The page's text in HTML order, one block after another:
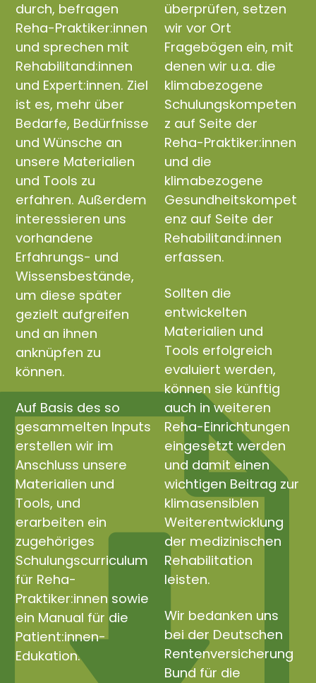
durch, befragen
Reha-Praktiker:innen
und sprechen mit
Rehabilitand:innen
und Expert:innen. Ziel
ist es, mehr über
Bedarfe, Bedürfnisse
und Wünsche an
unsere Materialien
und Tools zu
erfahren. Außerdem
interessieren uns
vorhandene
Erfahrungs- und
Wissensbestände,
um diese später
gezielt aufgreifen
und an ihnen
anknüpfen zu
können.
Auf Basis des so
gesammelten Inputs
erstellen wir im
Anschluss unsere
Materialien und
Tools, und
erarbeiten ein
zugehöriges
Schulungscurriculum
für Reha-
Praktiker:innen sowie
ein Manual für die
Patient:innen-
Edukation.
überprüfen, setzen
wir vor Ort
Fragebögen ein, mit
denen wir u.a. die
klimabezogene
Schulungskompeten
z auf Seite der
Reha-Praktiker:innen
und die
klimabezogene
Gesundheitskompet
enz auf Seite der
Rehabilitand:innen
erfassen.
Sollten die
entwickelten
Materialien und
Tools erfolgreich
evaluiert werden,
können sie künftig
auch in weiteren
Reha-Einrichtungen
eingesetzt werden
und damit einen
wichtigen Beitrag zur
klimasensiblen
Weiterentwicklung
der medizinischen
Rehabilitation
leisten.
Wir bedanken uns
bei der Deutschen
Rentenversicherung
Bund für die